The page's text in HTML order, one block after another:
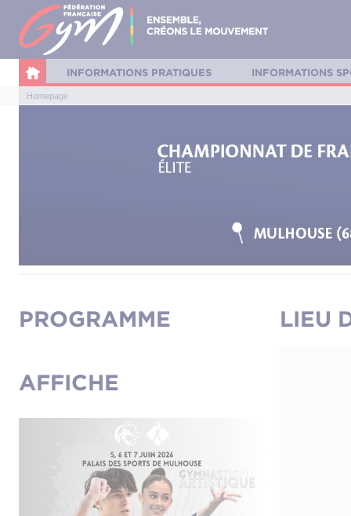
INFORMATIONS PRATIQUES INFORMATIONS
Homepage
PROGRAMME
AFFICHE
LIEU
Panneau de gestion des cookies